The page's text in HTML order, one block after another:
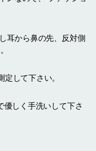
耳から鼻の先、反対側
して下さい。
優しく手洗いして下さ